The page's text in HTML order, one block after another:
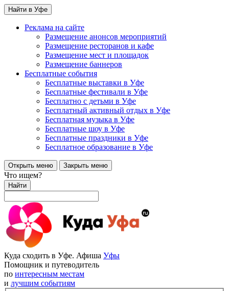
Найти в Уфе
Реклама на сайте
Размещение анонсов мероприятий
Размещение ресторанов и кафе
Размещение мест и площадок
Размещение баннеров
Бесплатные события
Бесплатные выставки в Уфе
Бесплатные фестивали в Уфе
Бесплатно с детьми в Уфе
Бесплатный активный отдых в Уфе
Бесплатная музыка в Уфе
Бесплатные шоу в Уфе
Бесплатные праздники в Уфе
Бесплатное образование в Уфе
Открыть меню Закрыть меню
Что ищем?
Найти
Куда сходить в Уфе. Афиша Уфы
Помощник и путеводитель
по интересным местам
и лучшим событиям